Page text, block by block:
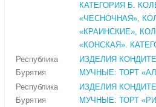
КАТЕГОРИЯ Б.
«ЧЕСНОЧНАЯ»,
«КРАИНСКИЕ»,
«КОНСКАЯ».
Республика
Бурятия
ИЗДЕЛИЯ
МУЧНЫЕ: ТОРТ
Республика
Бурятия
ИЗДЕЛИЯ
МУЧНЫЕ: ТОРТ